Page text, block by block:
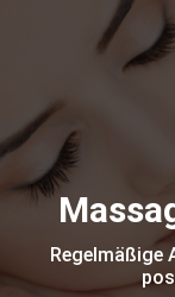
Regelmäßige